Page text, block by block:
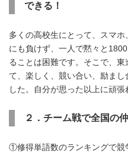
できる！
多くの高校生にとって、スマ
にも負けず、一人で黙々と
ることは困難です。そこで、
て、楽しく、競い合い、励ま
した。自分が思った以上に頑張
２．チーム戦で全国の
①修得単語数のランキングで競